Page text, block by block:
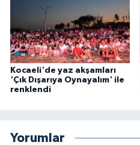
Kocaeli'de yaz akşamları
'Çık Dışarıya Oynayalım' ile
renklendi
Yorumlar